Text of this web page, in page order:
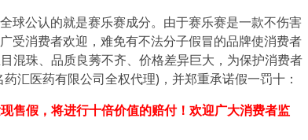
球公认的就是赛乐赛成分。由于赛乐赛是一款不伤害
受消费者欢迎，难免有不法分子假冒的品牌使消费者
混珠、品质良莠不齐、价格差异巨大，为保护消费者
汇医药有限公司全权代理)，并郑重承诺假一罚十：
售假，将进行十倍价值的赔付！欢迎广大消费者监